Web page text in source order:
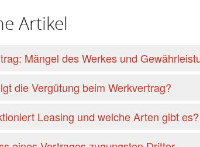
Artikel
Mängel des Werkes und
die Vergütung beim Werkvertrag?
Leasing und welche Arten gibt es?